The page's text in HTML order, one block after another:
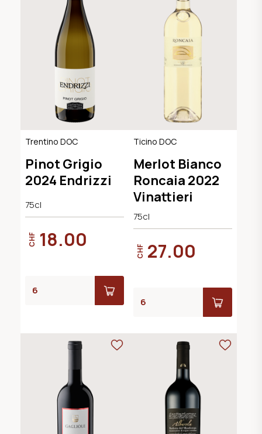
Trentino DOC
Pinot Grigio
2024 Endrizzi
75cl
CHF 18.00
Ticino DOC
Merlot Bianco
Roncaia 2022
Vinattieri
75cl
CHF 27.00